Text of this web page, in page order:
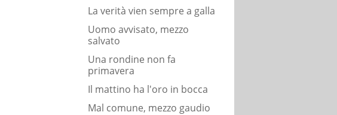
La verità vien sempre a galla
Uomo avvisato, mezzo
salvato
Una rondine non fa
primavera
Il mattino ha l'oro in bocca
Mal comune, mezzo gaudio